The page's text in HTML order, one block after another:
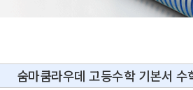
숨마쿰라우데 고등수학 기본서 수